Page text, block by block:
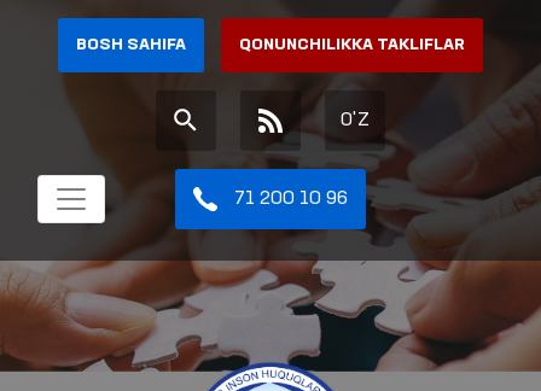
BOSH SAHIFA QONUNCHILIKKA TAKLIFLAR
O'Z
71 200 10 96